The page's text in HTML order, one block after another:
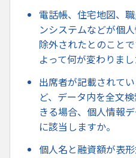
電話帳、住宅地図、
ンシステムなどが個
除外されたとのこと
よって何が変わりまし
出席者が記載されて
ど、データ内を全文
きる場合、個人情報
に該当しますか。
個人名と融資額が表